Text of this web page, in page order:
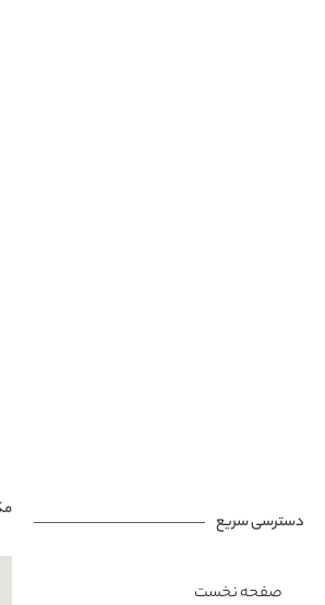
دسترسی سریع
صفحه نخست